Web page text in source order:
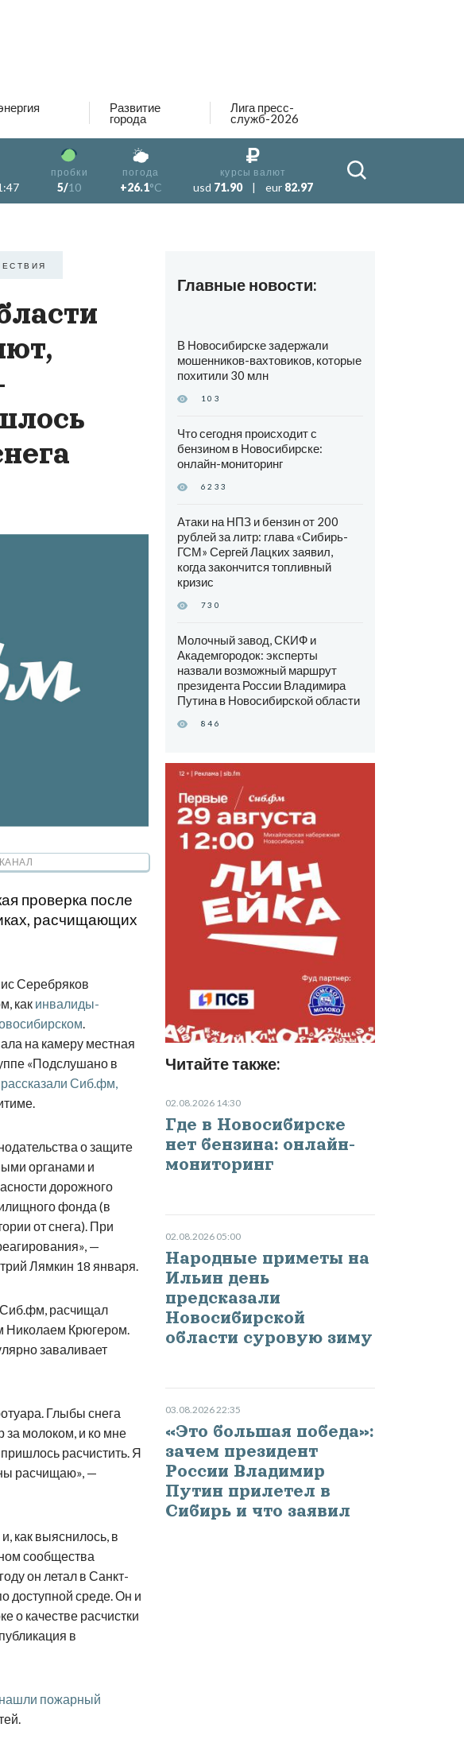
Развитие
города
Лига пресс-
служб-2026
пробки
5/10
погода
+26.1°C
курсы валют
usd 71.90 | eur 82.97
проверка после
расчищающих
Серебряков
как инвалиды-
.
на камеру местная
«Подслушано в
Сиб.фм,
о защите
органами и
дорожного
фонда (в
от снега). При
—
Лямкин 18 января.
расчищал
Николаем Крюгером.
заваливает
Глыбы снега
за молоком, и ко мне
расчистить. Я
расчищаю», —
как выяснилось, в
сообщества
он летал в Санкт-
доступной среде. Он и
о качестве расчистки
в
пожарный
Главные новости:
В Новосибирске задержали
мошенников-вахтовиков, которые
похитили 30 млн
103
Что сегодня происходит с
бензином в Новосибирске:
онлайн-мониторинг
6233
Атаки на НПЗ и бензин от 200
рублей за литр: глава «Сибирь-
ГСМ» Сергей Лацких заявил,
когда закончится топливный
кризис
730
Молочный завод, СКИФ и
Академгородок: эксперты
назвали возможный маршрут
президента России Владимира
Путина в Новосибирской области
846
Читайте также:
02.08.2026 14:30
Где в Новосибирске
нет бензина: онлайн-
мониторинг
02.08.2026 05:00
Народные приметы на
Ильин день
предсказали
Новосибирской
области суровую зиму
03.08.2026 22:35
«Это большая победа»:
зачем президент
России Владимир
Путин прилетел в
Сибирь и что заявил